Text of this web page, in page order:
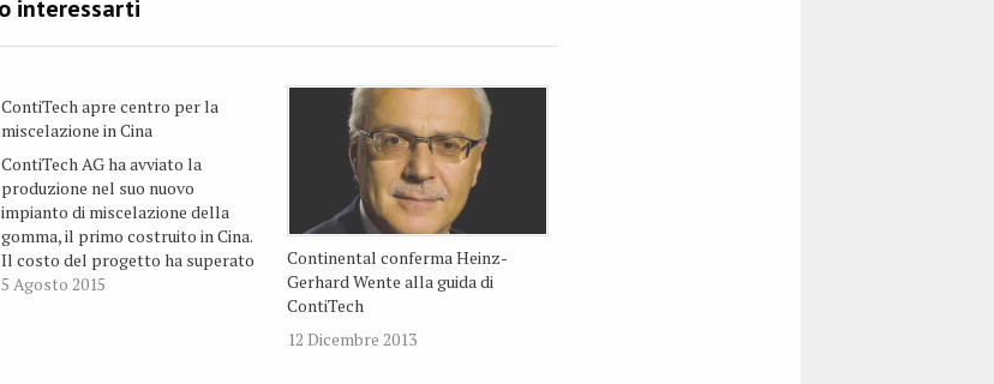
ContiTech apre centro per la
miscelazione in Cina
ContiTech AG ha avviato la
produzione nel suo nuovo
impianto di miscelazione della
gomma, il primo costruito in Cina.
Il costo del progetto ha superato
leggermente gli 11 milioni di
5 Agosto 2015
Continental conferma Heinz-
Gerhard Wente alla guida di
ContiTech
12 Dicembre 2013